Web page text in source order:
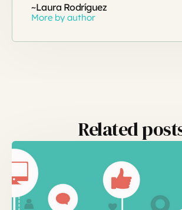
~Laura Rodríguez
More by author
Related